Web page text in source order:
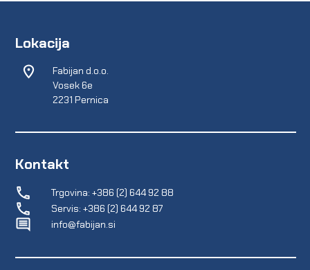
Lokacija
Fabijan d.o.o.
Vosek 6e
2231 Pernica
Kontakt
Trgovina: +386 (2) 644 92 88
Servis: +386 (2) 644 92 87
info@fabijan.si